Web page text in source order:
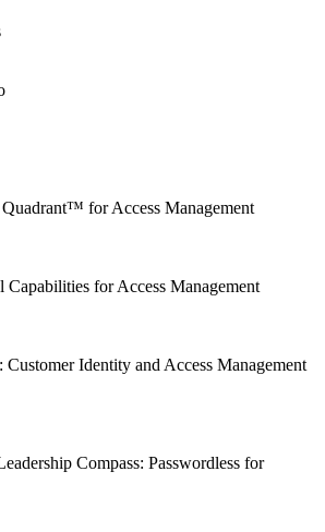
for Access Management
for Access Management
Identity and Access Management
Compass: Passwordless for